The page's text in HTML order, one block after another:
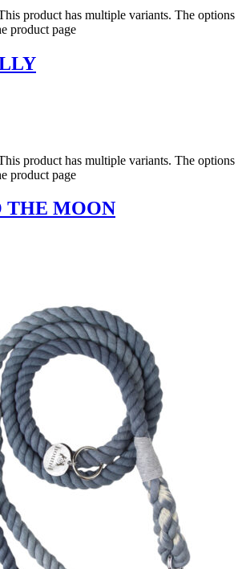
product has multiple variants. The options
product page
product has multiple variants. The options
product page
THE MOON